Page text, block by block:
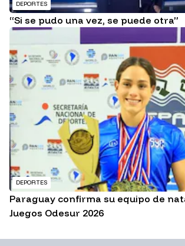
DEPORTES
“Si se pudo una vez, se puede otra”
DEPORTES
Paraguay confirma su equipo de
Juegos Odesur 2026